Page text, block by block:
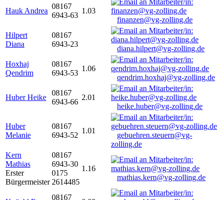
Hauk Andrea
08167
6943-63
1.03
finanzen@vg-zolling.de
Hilpert
Diana
08167
6943-23
diana.hilpert@vg-zolling.de
Hoxhaj
Qendrim
08167
6943-53
1.06
qendrim.hoxhaj@vg-zolling.de
Huber Heike
08167
6943-66
2.01
heike.huber@vg-zolling.de
Huber
Melanie
08167
6943-52
1.01
gebuehren.steuern@vg-
zolling.de
Kern
Mathias
Erster
Bürgermeister
08167
6943-30
0175
2614485
1.16
mathias.kern@vg-zolling.de
08167